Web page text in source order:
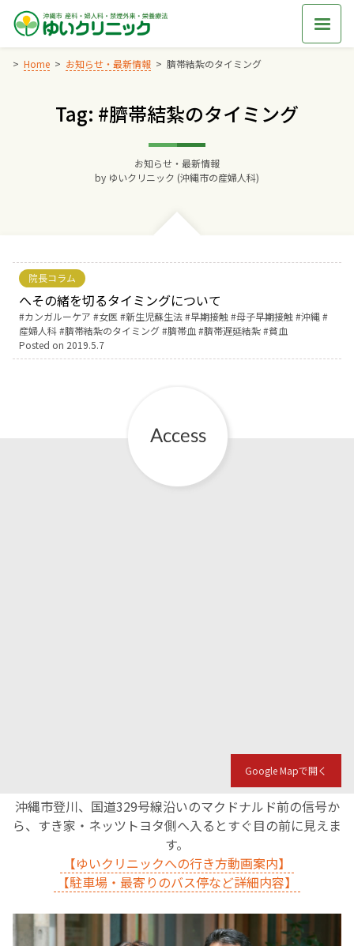
Skip
content
Home お知らせ・最新情報 臍帯結紮のタイミング
Tag: #臍帯結紮のタイミング
お知らせ・最新情報
by ゆいクリニック (沖縄市の産婦人科)
院長コラム
へその緒を切るタイミングについて
Tags:
カンガルーケア 女医 新生児蘇生法 早期接触 母子早期接触
沖縄
産婦人科 臍帯結紮のタイミング 臍帯血 臍帯遅延結紮
貧血
Posted on 2019.5.7
Google Mapで開く
沖縄市登川、国道329号線沿いのマクドナルド前の信号か
ら、すき家・ネッツトヨタ側へ入るとすぐ目の前に見えま
す。
【ゆいクリニックへの行き方動画案内】
【駐車場・最寄りのバス停など詳細内容】
Home
交通アクセス
診療料金
妊婦健診
親と子の結びつき支援
母乳育児